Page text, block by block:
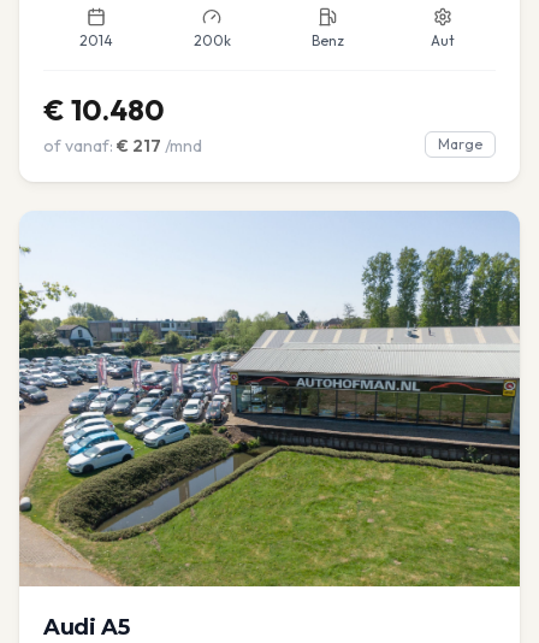
2014 200k Benz Aut
€ 10.480
of vanaf: € 217 /mnd Marge
Audi A5